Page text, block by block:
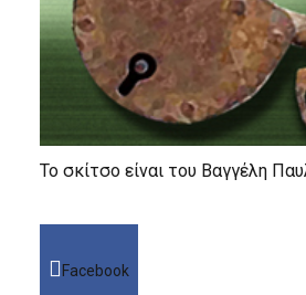
Το σκίτσο είναι του Βαγγέλη
Facebook